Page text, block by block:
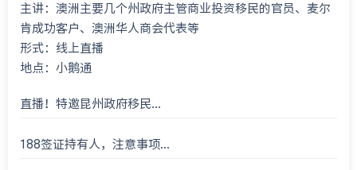
主讲：澳洲主要几个州政府主管商业投资移民的官员、麦尔
肯成功客户、澳洲华人商会代表等
形式：线上直播
地点：小鹅通
直播！特邀昆州政府移民...
188签证持有人，注意事项...